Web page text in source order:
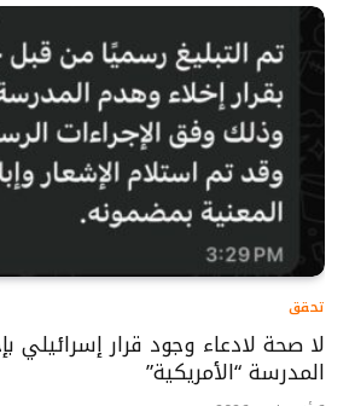
تحقق
لا صحة لادعاء وجود قرار إسرائيلي
المدرسة “الأمريكية”